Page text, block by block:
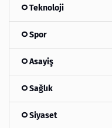
Teknoloji
Spor
Asayiş
Sağlık
Siyaset